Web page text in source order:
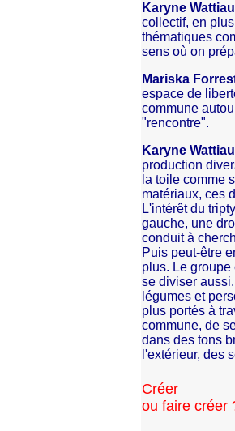
Karyne
collectif, en
thématiques
sens où on
Mariska
espace de
commune
"rencontre".
Karyne
production
la toile comme
matériaux, ces
L'intérêt du
gauche, une
conduit à
Puis peut-être
plus. Le
se diviser
légumes et
plus portés à
commune, de
dans des tons
l'extérieur, des
Créer
ou faire créer